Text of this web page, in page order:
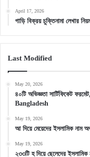
April 17, 2026
গাড়ি বিক্রয় চুক্তিনামা
Last Modified
May 20, 2026
৪০টি অভিজ্ঞতা সার্টিফিকেট
Bangladesh
May 19, 2026
আ দিয়ে মেয়েদের ইসলামিক
May 19, 2026
২৩৩টি হ দিয়ে ছেলেদের ইসলামিক